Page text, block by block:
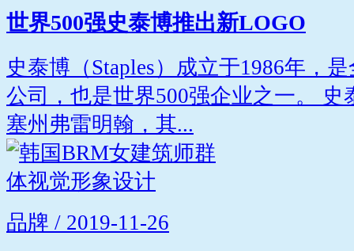
世界500强史泰博推出新LOGO
史泰博（Staples）成立于1986年，
公司，也是世界500强企业之一。
塞州弗雷明翰，其...
品牌 / 2019-11-26